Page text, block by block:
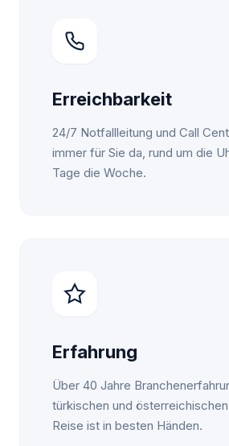
Erreichbarkeit
24/7 Notfallleitung und Call
immer für Sie da, rund um die
Tage die Woche.
Erfahrung
Über 40 Jahre
türkischen und
Reise ist in besten Händen.